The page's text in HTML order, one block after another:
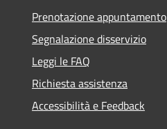
Prenotazione appuntamento
Segnalazione disservizio
Leggi le FAQ
Richiesta assistenza
Accessibilità e Feedback